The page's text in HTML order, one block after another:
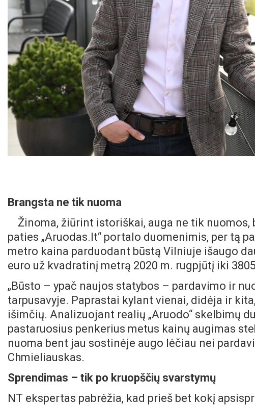
Brangsta ne tik nuoma
Žinoma, žiūrint istoriškai, auga ne tik
paties „Aruodas.lt“ portalo duomenimis, per tą
metro kaina parduodant būstą Vilniuje išaugo
euro už kvadratinį metrą 2020 m. rugpjūtį iki
„Būsto – ypač naujos statybos – pardavimo ir
tarpusavyje. Paprastai kylant vienai, didėja ir
išimčių. Analizuojant realių „Aruodo“ skelbimų
pastaruosius penkerius metus kainų augimas
nuoma bent jau sostinėje augo lėčiau nei
Chmieliauskas.
Sprendimas – tik po kruopščių svarstymų
NT ekspertas pabrėžia, kad prieš bet kokį